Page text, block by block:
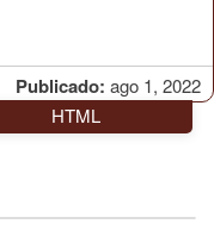
Publicado: ago 1, 2022
HTML